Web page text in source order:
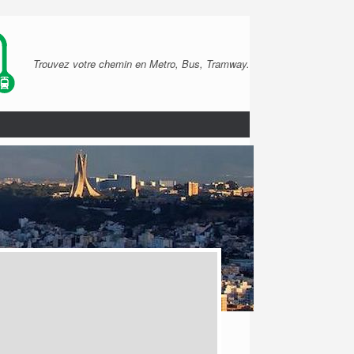
Trouvez votre chemin en Metro, Bus, Tramway.